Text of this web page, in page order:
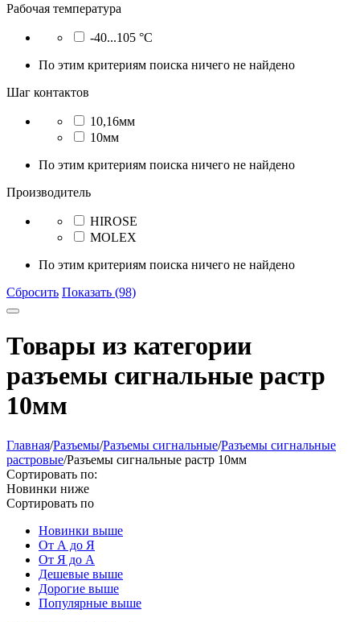
Рабочая температура
-40...105 °C
По этим критериям поиска ничего не найдено
Шаг контактов
10,16мм
10мм
По этим критериям поиска ничего не найдено
Производитель
HIROSE
MOLEX
По этим критериям поиска ничего не найдено
Сбросить Показать (98)
Товары из категории
разъeмы сигнальные растр
10мм
Главная/Разъeмы/Разъeмы сигнальные/Разъeмы сигнальные
растровые/Разъeмы сигнальные растр 10мм
Сортировать по:
Новинки ниже
Сортировать по
Новинки выше
От А до Я
От Я до А
Дешевые выше
Дорогие выше
Популярные выше